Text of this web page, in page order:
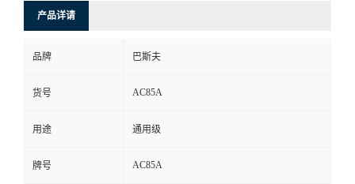
产品详请
品牌 巴斯夫
货号 AC85A
用途 通用级
牌号 AC85A